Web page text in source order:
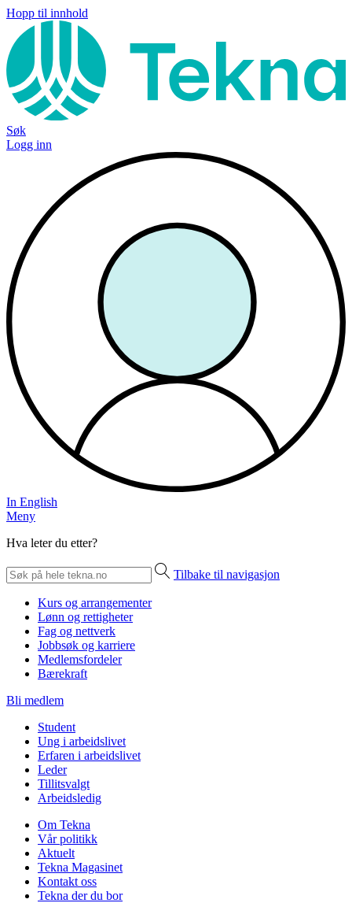
Hopp til innhold
Søk
Logg inn
In English
Meny
Hva leter du etter?
Tilbake til navigasjon
Kurs og arrangementer
Lønn og rettigheter
Fag og nettverk
Jobbsøk og karriere
Medlemsfordeler
Bærekraft
Bli medlem
Student
Ung i arbeidslivet
Erfaren i arbeidslivet
Leder
Tillitsvalgt
Arbeidsledig
Om Tekna
Vår politikk
Aktuelt
Tekna Magasinet
Kontakt oss
Tekna der du bor